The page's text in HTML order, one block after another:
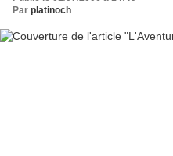
Par platinoch